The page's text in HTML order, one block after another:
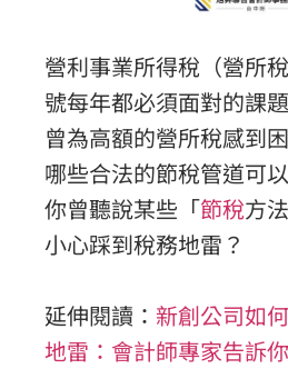
營利事業所得稅（營所
號每年都必須面對的課
曾為高額的營所稅感到
哪些合法的節稅管道可
你曾聽說某些「節稅方
小心踩到稅務地雷？
延伸閱讀： 新創公司如
地雷：會計師專家告訴你